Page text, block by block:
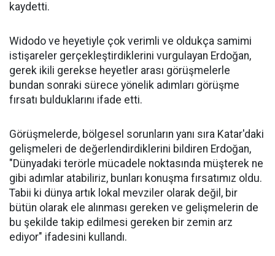
kaydetti.
​Widodo ve heyetiyle çok verimli ve oldukça samimi
istişareler gerçekleştirdiklerini vurgulayan Erdoğan,
gerek ikili gerekse heyetler arası görüşmelerle
bundan sonraki sürece yönelik adımları görüşme
fırsatı bulduklarını ifade etti.
Görüşmelerde, bölgesel sorunların yanı sıra Katar'daki
gelişmeleri de değerlendirdiklerini bildiren Erdoğan,
"Dünyadaki terörle mücadele noktasında müşterek ne
gibi adımlar atabiliriz, bunları konuşma fırsatımız oldu.
Tabii ki dünya artık lokal mevziler olarak değil, bir
bütün olarak ele alınması gereken ve gelişmelerin de
bu şekilde takip edilmesi gereken bir zemin arz
ediyor" ifadesini kullandı.